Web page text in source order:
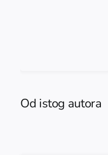
Od istog autora